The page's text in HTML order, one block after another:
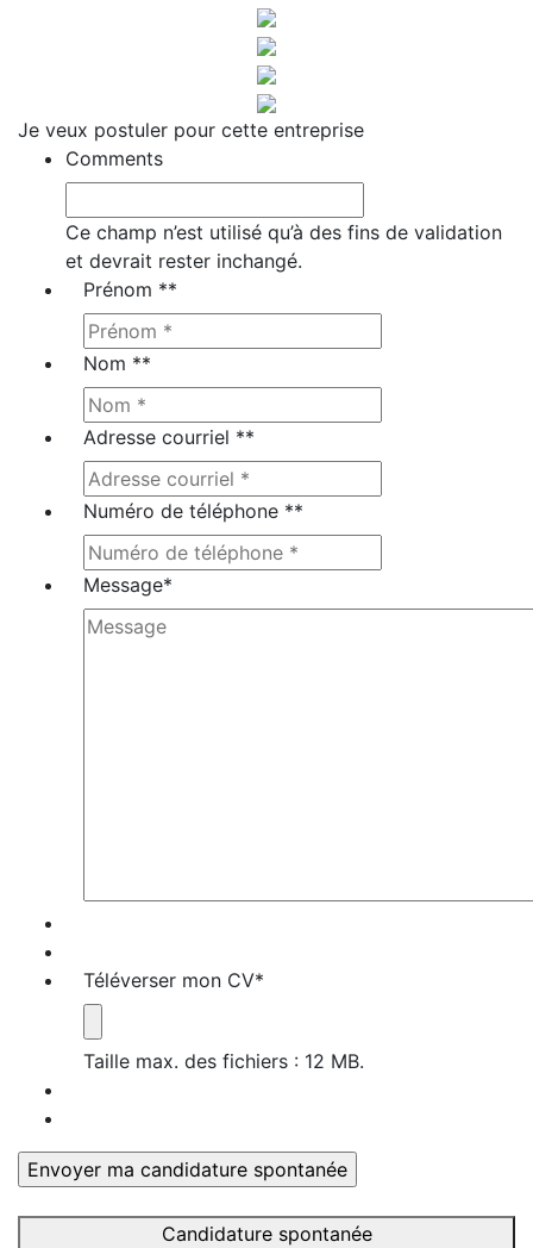
Je veux postuler pour cette entreprise
Comments
Ce champ n’est utilisé qu’à des fins de validation
et devrait rester inchangé.
Prénom **
Nom **
Adresse courriel **
Numéro de téléphone **
Message*
Téléverser mon CV*
Taille max. des fichiers : 12 MB.
Candidature spontanée